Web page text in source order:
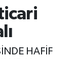
HAFİF